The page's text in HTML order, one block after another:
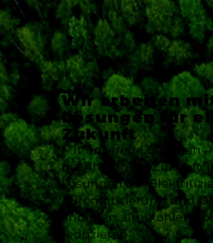
Wir arbeiten
Lösungen für
Zukunft
Mit unseren Lösungen
nachhaltigere Zukunft,
Lösungen zur
Automatisierung und
anbieten, um
reduzieren